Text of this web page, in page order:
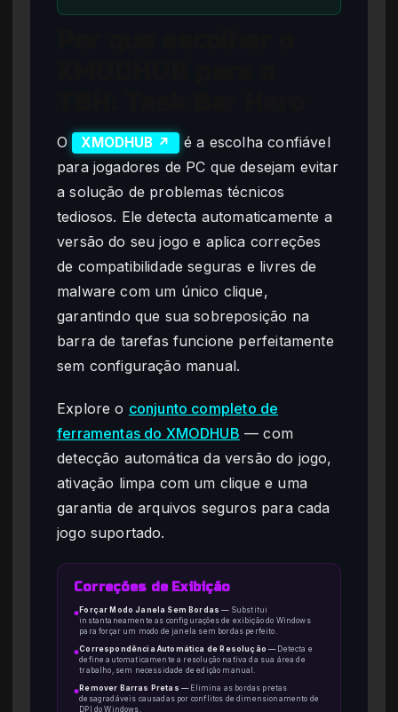
O XMODHUB ↗
é a escolha confiável
para jogadores de PC que desejam evitar
a solução de problemas técnicos
tediosos. Ele detecta automaticamente a
versão do seu jogo e aplica correções
de compatibilidade seguras e livres de
malware com um único clique,
garantindo que sua sobreposição na
barra de tarefas funcione perfeitamente
sem configuração manual.
Explore o conjunto completo de
ferramentas do XMODHUB — com
detecção automática da versão do jogo,
ativação limpa com um clique e uma
garantia de arquivos seguros para cada
jogo suportado.
Correções de Exibição
● Forçar Modo Janela Sem Bordas — Substitui
instantaneamente as configurações de exibição do Windows
para forçar um modo de janela sem bordas perfeito.
●Correspondência Automática de Resolução — Detecta e
define automaticamente a resolução nativa da sua área de
trabalho, sem necessidade de edição manual.
● Remover Barras Pretas — Elimina as bordas pretas
desagradáveis causadas por conflitos de dimensionamento de
DPI do Windows.